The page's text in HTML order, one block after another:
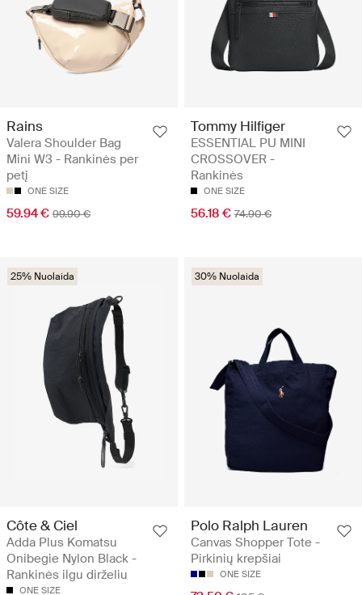
Rains
Valera Shoulder Bag
Mini W3 - Rankinės per
petį
ONE SIZE
59.94 € 99.90 €
Tommy Hilfiger
ESSENTIAL PU MINI
CROSSOVER -
Rankinės
ONE SIZE
56.18 € 74.90 €
25% Nuolaida
Côte & Ciel
Adda Plus Komatsu
Onibegie Nylon Black -
Rankinės ilgu dirželiu
ONE SIZE
30% Nuolaida
Polo Ralph Lauren
Canvas Shopper Tote -
Pirkinių krepšiai
ONE SIZE